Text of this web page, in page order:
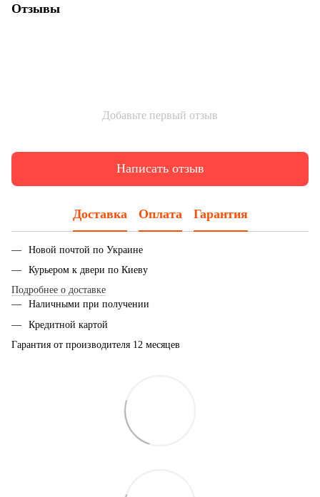
Отзывы
Добавьте первый отзыв
Написать отзыв
Доставка Оплата Гарантия
Новой почтой по Украине
Курьером к двери по Киеву
Подробнее о доставке
Наличными при получении
Кредитной картой
Гарантия от производителя 12 месяцев